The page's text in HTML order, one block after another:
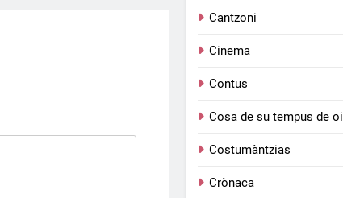
Cantzoni
Cinema
Contus
Cosa de su tempus de oi
Costumàntzias
Crònaca